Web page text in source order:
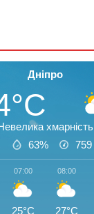
Дніпро
хмарність
63% 759
07:00
25°C
08:00
27°C